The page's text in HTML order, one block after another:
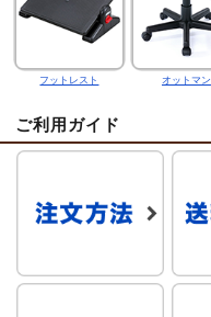
フットレスト オットマン
ご利用ガイド